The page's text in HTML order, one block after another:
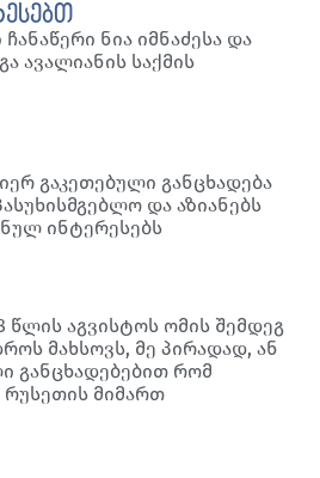
ნია იმნაძესა და
ავალიანის საქმის
გაკეთებული განცხადება
და აზიანებს
ინტერესებს
წლის აგვისტოს ომის შემდეგ
მახსოვს, მე პირადად, ან
განცხადებებით რომ
რუსეთის მიმართ